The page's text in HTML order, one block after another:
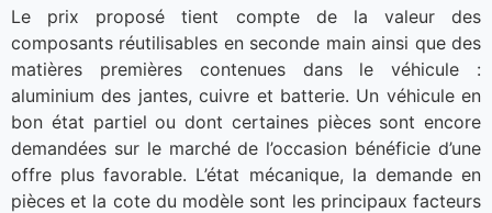
Le prix proposé tient compte de la valeur des
composants réutilisables en seconde main ainsi que des
matières premières contenues dans le véhicule :
aluminium des jantes, cuivre et batterie. Un véhicule en
bon état partiel ou dont certaines pièces sont encore
demandées sur le marché de l’occasion bénéficie d’une
offre plus favorable. L’état mécanique, la demande en
pièces et la cote du modèle sont les principaux facteurs